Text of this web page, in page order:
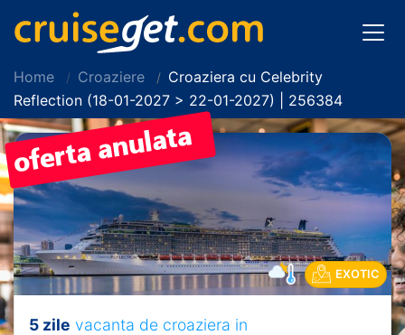
Home Croaziere
Croaziera cu Celebrity
Reflection (18-01-2027 > 22-01-2027) | 256384
EXOTIC
5 zile vacanta de croaziera in